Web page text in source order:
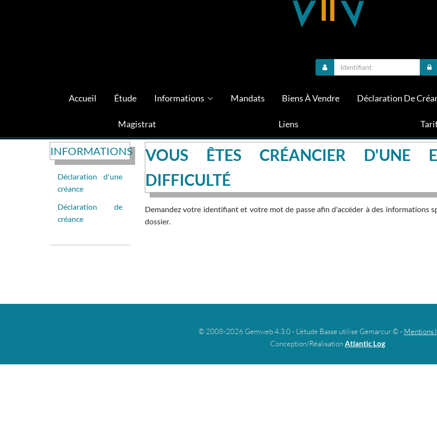
Accueil Étude Informations Mandats Biens À Vendre Déclaration De
Magistrat Liens
INFORMATIONS
Déclaration d'une
créance
Déclaration de
créance
VOUS ÊTES CRÉANCIER D'UNE
DIFFICULTÉ
Demandez votre identifiant et votre mot de passe afin d'accéder à des informations
dossier.
© 2008-2026 Gemweb 4.3.0 - L'étude Basse utilise Gemarcur © - Mentions
Conception/Réalisation Atlantic Log